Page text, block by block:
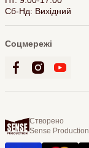
Сб-Нд: Вихідний
Соцмережі
Створено
Sense Production